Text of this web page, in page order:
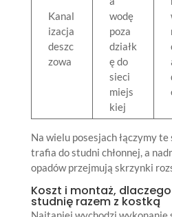
Kanal
izacja
deszc
zowa
wodę
poza
działk
ę do
sieci
miejs
kiej
Na wielu posesjach łączymy
trafia do studni chłonnej, a
opadów przejmują skrzynki
Koszt i montaż,
studnię razem z kostką